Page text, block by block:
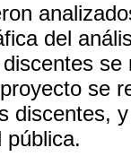
del
se
discentes,
pública.